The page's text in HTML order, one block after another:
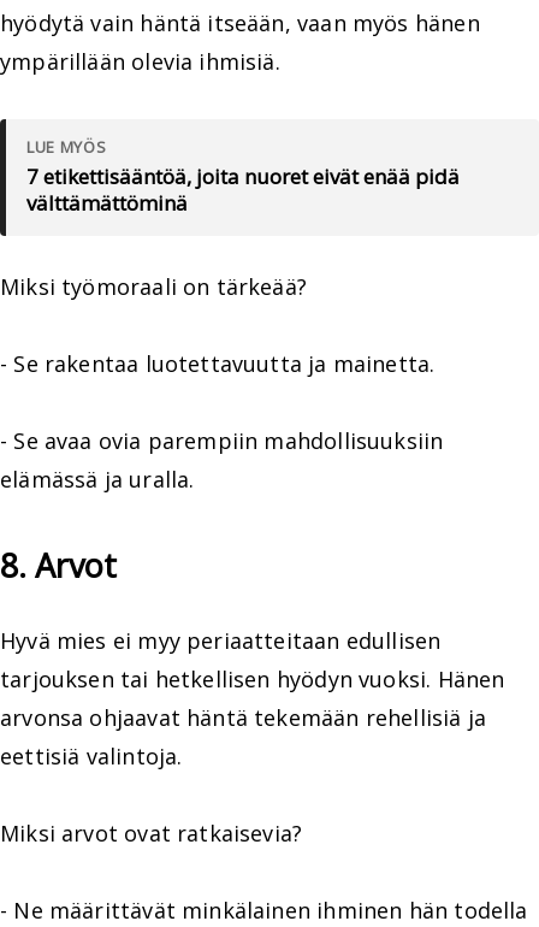
hyödytä vain häntä itseään, vaan myös hänen
ympärillään olevia ihmisiä.
LUE MYÖS
7 etikettisääntöä, joita nuoret eivät enää pidä
välttämättöminä
Miksi työmoraali on tärkeää?
- Se rakentaa luotettavuutta ja mainetta.
- Se avaa ovia parempiin mahdollisuuksiin
elämässä ja uralla.
8. Arvot
Hyvä mies ei myy periaatteitaan edullisen
tarjouksen tai hetkellisen hyödyn vuoksi. Hänen
arvonsa ohjaavat häntä tekemään rehellisiä ja
eettisiä valintoja.
Miksi arvot ovat ratkaisevia?
- Ne määrittävät minkälainen ihminen hän todella